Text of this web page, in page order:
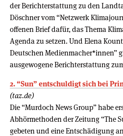
der Berichterstattung zu den
Döschner vom “Netzwerk
offenen Brief dafür, das Thema
Agenda zu setzen. Und Elena
Deutschen Medienmacher*innen”
ausgewogene Berichterstattung
2. “Sun” entschuldigt sich bei
(taz.de)
Die “Murdoch News Group” habe
Abhörmethoden der Zeitung “The
gebeten und eine Entschädigung